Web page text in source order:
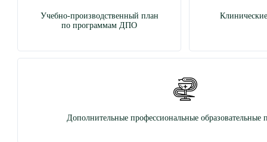
Учебно-производственный план
по программам ДПО
Дополнительные профессиональные образовательные